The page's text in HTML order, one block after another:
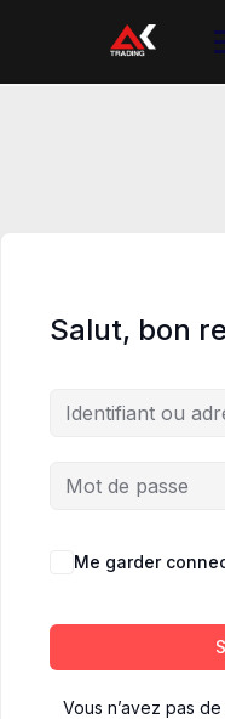
Salut, bon
Me garder
Vous n’avez pas